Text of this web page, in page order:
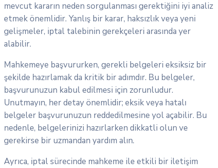
mevcut kararın neden sorgulanması gerektiğini iyi analiz
etmek önemlidir. Yanlış bir karar, haksızlık veya yeni
gelişmeler, iptal talebinin gerekçeleri arasında yer
alabilir.
Mahkemeye başvururken, gerekli belgeleri eksiksiz bir
şekilde hazırlamak da kritik bir adımdır. Bu belgeler,
başvurunuzun kabul edilmesi için zorunludur.
Unutmayın, her detay önemlidir; eksik veya hatalı
belgeler başvurunuzun reddedilmesine yol açabilir. Bu
nedenle, belgelerinizi hazırlarken dikkatli olun ve
gerekirse bir uzmandan yardım alın.
Ayrıca, iptal sürecinde mahkeme ile etkili bir iletişim